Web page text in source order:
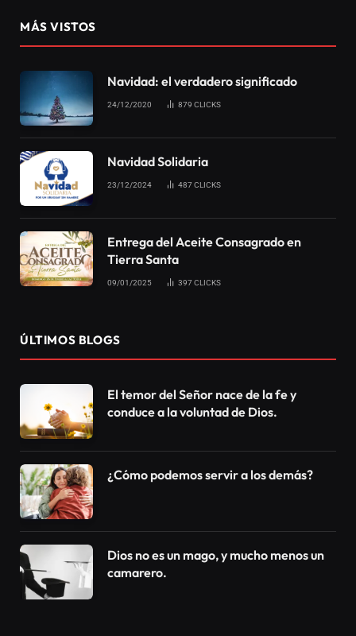
MÁS VISTOS
Navidad: el verdadero significado
24/12/2020 879 CLICKS
Navidad Solidaria
23/12/2024 487 CLICKS
Entrega del Aceite Consagrado en
Tierra Santa
09/01/2025 397 CLICKS
ÚLTIMOS BLOGS
El temor del Señor nace de la fe y
conduce a la voluntad de Dios.
¿Cómo podemos servir a los demás?
Dios no es un mago, y mucho menos un
camarero.